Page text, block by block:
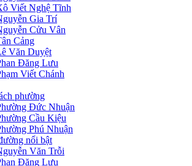
Viết Nghệ Tĩnh
Gia Trí
Cửu Vân
Cảng
Văn Duyệt
Đăng Lưu
Viết Chánh
phường
Đức Nhuận
Cầu Kiệu
Phú Nhuận
nổi bật
Văn Trỗi
Đăng Lưu